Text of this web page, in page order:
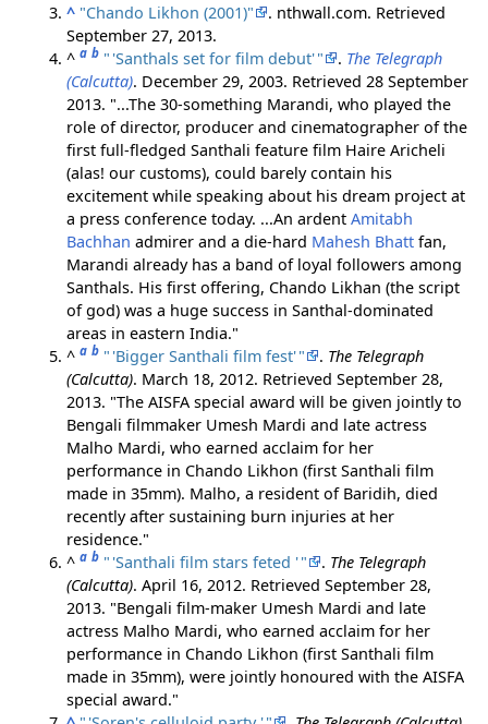
^ "Chando Likhon (2001)" . nthwall.com. Retrieved
September 27, 2013.
^a b " 'Santhals set for film debut'" . The Telegraph
(Calcutta). December 29, 2003. Retrieved28 September
2013.
...The 30-something Marandi, who played the
role of director, producer and cinematographer of the
first full-fledged Santhali feature film Haire Aricheli
(alas! our customs), could barely contain his
excitement while speaking about his dream project at
a press conference today. ...An ardentAmitabh
Bachhan admirer and a die-hard Mahesh Bhatt fan,
Marandi already has a band of loyal followers among
Santhals. His first offering, Chando Likhan (the script
of god) was a huge success in Santhal-dominated
areas in eastern India.
^a b " 'Bigger Santhali film fest'" . The Telegraph
(Calcutta). March 18, 2012. RetrievedSeptember 28,
2013. The AISFA special award will be given jointly to
Bengali filmmaker Umesh Mardi and late actress
Malho Mardi, who earned acclaim for her
performance in Chando Likhon (first Santhali film
made in 35mm). Malho, a resident of Baridih, died
recently after sustaining burn injuries at her
residence.
^a b " 'Santhali film stars feted '" . The Telegraph
(Calcutta). April 16, 2012. RetrievedSeptember 28,
2013.
Bengali film-maker Umesh Mardi and late
actress Malho Mardi, who earned acclaim for her
performance in Chando Likhon (first Santhali film
made in 35mm), were jointly honoured with the AISFA
special award.